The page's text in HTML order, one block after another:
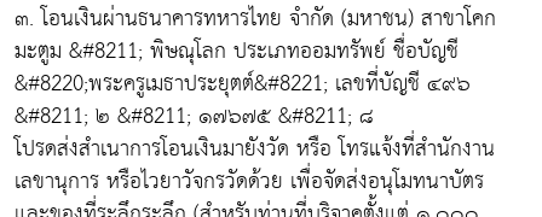
๓. โอนเงินผ่านธนาคารทหารไทย จำกัด (มหาชน) สาขาโคก
มะตูม &#8211; พิษณุโลก ประเภทออมทรัพย์ ชื่อบัญชี
&#8220;พระครูเมธาประยุตต์&#8221; เลขที่บัญชี ๔๙๖
&#8211; ๒ &#8211; ๑๗๖๗๕ &#8211; ๘
โปรดส่งสำเนาการโอนเงินมายังวัด หรือ โทรแจ้งที่สำนักงาน
เลขานุการ หรือไวยาวัจกรวัดด้วย เพื่อจัดส่งอนุโมทนาบัตร